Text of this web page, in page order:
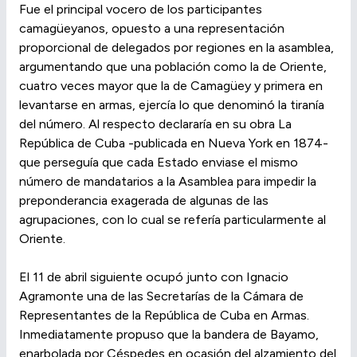
Fue el principal vocero de los participantes
camagüeyanos, opuesto a una representación
proporcional de delegados por regiones en la asamblea,
argumentando que una población como la de Oriente,
cuatro veces mayor que la de Camagüey y primera en
levantarse en armas, ejercía lo que denominó la tiranía
del número. Al respecto declararía en su obra La
República de Cuba -publicada en Nueva York en 1874-
que perseguía que cada Estado enviase el mismo
número de mandatarios a la Asamblea para impedir la
preponderancia exagerada de algunas de las
agrupaciones, con lo cual se refería particularmente al
Oriente.
El 11 de abril siguiente ocupó junto con Ignacio
Agramonte una de las Secretarías de la Cámara de
Representantes de la República de Cuba en Armas.
Inmediatamente propuso que la bandera de Bayamo,
enarbolada por Céspedes en ocasión del alzamiento del